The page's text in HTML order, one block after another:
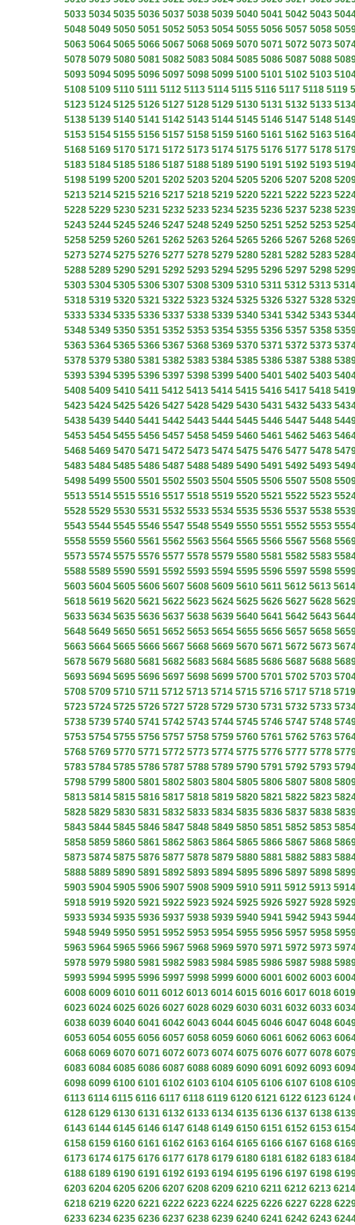
5033 5034 5035 5036 5037 5038 5039 5040 5041 5042 5043
5048 5049 5050 5051 5052 5053 5054 5055 5056 5057 5058
5063 5064 5065 5066 5067 5068 5069 5070 5071 5072 5073
5078 5079 5080 5081 5082 5083 5084 5085 5086 5087 5088
5093 5094 5095 5096 5097 5098 5099 5100 5101 5102 5103
5108 5109 5110 5111 5112 5113 5114 5115 5116 5117 5118 5119
5123 5124 5125 5126 5127 5128 5129 5130 5131 5132 5133
5138 5139 5140 5141 5142 5143 5144 5145 5146 5147 5148
5153 5154 5155 5156 5157 5158 5159 5160 5161 5162 5163
5168 5169 5170 5171 5172 5173 5174 5175 5176 5177 5178
5183 5184 5185 5186 5187 5188 5189 5190 5191 5192 5193
5198 5199 5200 5201 5202 5203 5204 5205 5206 5207 5208
5213 5214 5215 5216 5217 5218 5219 5220 5221 5222 5223
5228 5229 5230 5231 5232 5233 5234 5235 5236 5237 5238
5243 5244 5245 5246 5247 5248 5249 5250 5251 5252 5253
5258 5259 5260 5261 5262 5263 5264 5265 5266 5267 5268
5273 5274 5275 5276 5277 5278 5279 5280 5281 5282 5283
5288 5289 5290 5291 5292 5293 5294 5295 5296 5297 5298
5303 5304 5305 5306 5307 5308 5309 5310 5311 5312 5313 5314
5318 5319 5320 5321 5322 5323 5324 5325 5326 5327 5328
5333 5334 5335 5336 5337 5338 5339 5340 5341 5342 5343
5348 5349 5350 5351 5352 5353 5354 5355 5356 5357 5358
5363 5364 5365 5366 5367 5368 5369 5370 5371 5372 5373
5378 5379 5380 5381 5382 5383 5384 5385 5386 5387 5388
5393 5394 5395 5396 5397 5398 5399 5400 5401 5402 5403
5408 5409 5410 5411 5412 5413 5414 5415 5416 5417 5418 5419
5423 5424 5425 5426 5427 5428 5429 5430 5431 5432 5433
5438 5439 5440 5441 5442 5443 5444 5445 5446 5447 5448
5453 5454 5455 5456 5457 5458 5459 5460 5461 5462 5463
5468 5469 5470 5471 5472 5473 5474 5475 5476 5477 5478
5483 5484 5485 5486 5487 5488 5489 5490 5491 5492 5493
5498 5499 5500 5501 5502 5503 5504 5505 5506 5507 5508
5513 5514 5515 5516 5517 5518 5519 5520 5521 5522 5523
5528 5529 5530 5531 5532 5533 5534 5535 5536 5537 5538
5543 5544 5545 5546 5547 5548 5549 5550 5551 5552 5553
5558 5559 5560 5561 5562 5563 5564 5565 5566 5567 5568
5573 5574 5575 5576 5577 5578 5579 5580 5581 5582 5583
5588 5589 5590 5591 5592 5593 5594 5595 5596 5597 5598
5603 5604 5605 5606 5607 5608 5609 5610 5611 5612 5613 5614
5618 5619 5620 5621 5622 5623 5624 5625 5626 5627 5628
5633 5634 5635 5636 5637 5638 5639 5640 5641 5642 5643
5648 5649 5650 5651 5652 5653 5654 5655 5656 5657 5658
5663 5664 5665 5666 5667 5668 5669 5670 5671 5672 5673
5678 5679 5680 5681 5682 5683 5684 5685 5686 5687 5688
5693 5694 5695 5696 5697 5698 5699 5700 5701 5702 5703
5708 5709 5710 5711 5712 5713 5714 5715 5716 5717 5718 5719
5723 5724 5725 5726 5727 5728 5729 5730 5731 5732 5733
5738 5739 5740 5741 5742 5743 5744 5745 5746 5747 5748
5753 5754 5755 5756 5757 5758 5759 5760 5761 5762 5763
5768 5769 5770 5771 5772 5773 5774 5775 5776 5777 5778
5783 5784 5785 5786 5787 5788 5789 5790 5791 5792 5793
5798 5799 5800 5801 5802 5803 5804 5805 5806 5807 5808
5813 5814 5815 5816 5817 5818 5819 5820 5821 5822 5823
5828 5829 5830 5831 5832 5833 5834 5835 5836 5837 5838
5843 5844 5845 5846 5847 5848 5849 5850 5851 5852 5853
5858 5859 5860 5861 5862 5863 5864 5865 5866 5867 5868
5873 5874 5875 5876 5877 5878 5879 5880 5881 5882 5883
5888 5889 5890 5891 5892 5893 5894 5895 5896 5897 5898
5903 5904 5905 5906 5907 5908 5909 5910 5911 5912 5913 5914
5918 5919 5920 5921 5922 5923 5924 5925 5926 5927 5928
5933 5934 5935 5936 5937 5938 5939 5940 5941 5942 5943
5948 5949 5950 5951 5952 5953 5954 5955 5956 5957 5958
5963 5964 5965 5966 5967 5968 5969 5970 5971 5972 5973
5978 5979 5980 5981 5982 5983 5984 5985 5986 5987 5988
5993 5994 5995 5996 5997 5998 5999 6000 6001 6002 6003
6008 6009 6010 6011 6012 6013 6014 6015 6016 6017 6018 6019
6023 6024 6025 6026 6027 6028 6029 6030 6031 6032 6033
6038 6039 6040 6041 6042 6043 6044 6045 6046 6047 6048
6053 6054 6055 6056 6057 6058 6059 6060 6061 6062 6063
6068 6069 6070 6071 6072 6073 6074 6075 6076 6077 6078
6083 6084 6085 6086 6087 6088 6089 6090 6091 6092 6093
6098 6099 6100 6101 6102 6103 6104 6105 6106 6107 6108
6113 6114 6115 6116 6117 6118 6119 6120 6121 6122 6123 6124
6128 6129 6130 6131 6132 6133 6134 6135 6136 6137 6138
6143 6144 6145 6146 6147 6148 6149 6150 6151 6152 6153
6158 6159 6160 6161 6162 6163 6164 6165 6166 6167 6168
6173 6174 6175 6176 6177 6178 6179 6180 6181 6182 6183
6188 6189 6190 6191 6192 6193 6194 6195 6196 6197 6198
6203 6204 6205 6206 6207 6208 6209 6210 6211 6212 6213 6214
6218 6219 6220 6221 6222 6223 6224 6225 6226 6227 6228
6233 6234 6235 6236 6237 6238 6239 6240 6241 6242 6243